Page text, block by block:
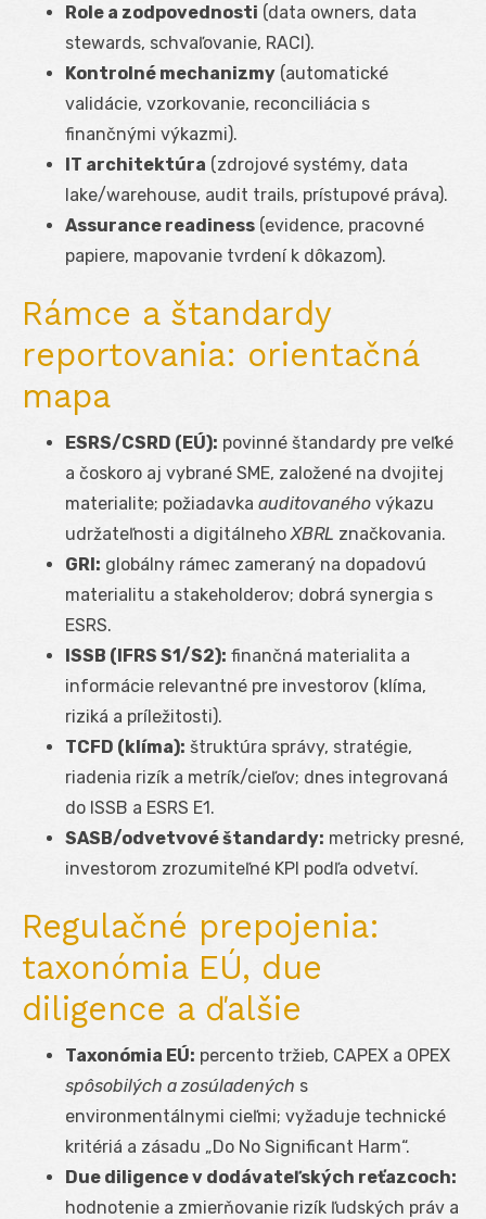
Role a zodpovednosti (data owners, data
stewards, schvaľovanie, RACI).
Kontrolné mechanizmy (automatické
validácie, vzorkovanie, reconciliácia s
finančnými výkazmi).
IT architektúra (zdrojové systémy, data
lake/warehouse, audit trails, prístupové práva).
Assurance readiness (evidence, pracovné
papiere, mapovanie tvrdení k dôkazom).
Rámce a štandardy
reportovania: orientačná
mapa
ESRS/CSRD (EÚ): povinné štandardy pre veľké
a čoskoro aj vybrané SME, založené na dvojitej
materialite; požiadavka auditovaného výkazu
udržateľnosti a digitálnehoXBRL značkovania.
GRI: globálny rámec zameraný na dopadovú
materialitu a stakeholderov; dobrá synergia s
ESRS.
ISSB (IFRS S1/S2): finančná materialita a
informácie relevantné pre investorov (klíma,
riziká a príležitosti).
TCFD (klíma): štruktúra správy, stratégie,
riadenia rizík a metrík/cieľov; dnes integrovaná
do ISSB a ESRS E1.
SASB/odvetvové štandardy: metricky presné,
investorom zrozumiteľné KPI podľa odvetví.
Regulačné prepojenia:
taxonómia EÚ, due
diligence a ďalšie
Taxonómia EÚ: percento tržieb, CAPEX a OPEX
spôsobilých a zosúladených s
environmentálnymi cieľmi; vyžaduje technické
kritériá a zásadu „Do No Significant Harm“.
Due diligence v dodávateľských reťazcoch:
hodnotenie a zmierňovanie rizík ľudských práv a